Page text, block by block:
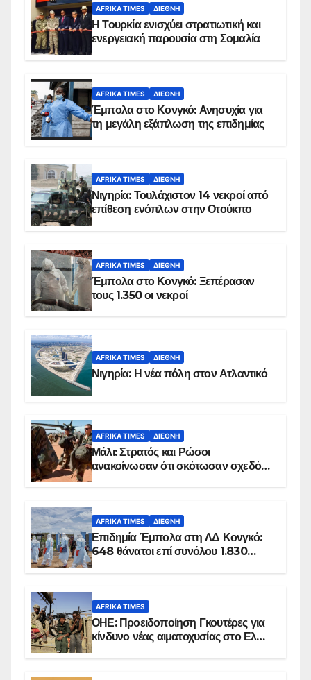
AFRIKA TIMES ΔΙΕΘΝΉ
Η Τουρκία ενισχύει στρατιωτική και
ενεργειακή παρουσία στη Σομαλία
AFRIKA TIMES ΔΙΕΘΝΉ
Έμπολα στο Κονγκό: Ανησυχία για
τη μεγάλη εξάπλωση της επιδημίας
AFRIKA TIMES ΔΙΕΘΝΉ
Νιγηρία: Τουλάχιστον 14 νεκροί από
επίθεση ενόπλων στην Οτούκπο
AFRIKA TIMES ΔΙΕΘΝΉ
Έμπολα στο Κονγκό: Ξεπέρασαν
τους 1.350 οι νεκροί
AFRIKA TIMES ΔΙΕΘΝΉ
Νιγηρία: Η νέα πόλη στον Ατλαντικό
AFRIKA TIMES ΔΙΕΘΝΉ
Μάλι: Στρατός και Ρώσοι
ανακοίνωσαν ότι σκότωσαν σχεδόν
AFRIKA TIMES ΔΙΕΘΝΉ
Επιδημία Έμπολα στη ΛΔ Κονγκό:
648 θάνατοι επί συνόλου 1.830
AFRIKA TIMES
ΟΗΕ: Προειδοποίηση Γκουτέρες για
κίνδυνο νέας αιματοχυσίας στο Ελ